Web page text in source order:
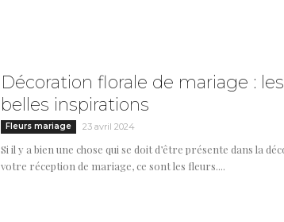
Décoration florale de mariage :
belles inspirations
Fleurs mariage 23 avril 2024
Si il y a bien une chose qui se doit d’être présente dans la
votre réception de mariage, ce sont les fleurs....